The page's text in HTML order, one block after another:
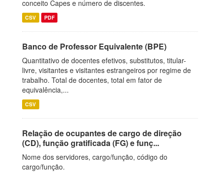
conceito Capes e número de discentes.
CSV PDF
Banco de Professor Equivalente (BPE)
Quantitativo de docentes efetivos, substitutos, titular-
livre, visitantes e visitantes estrangeiros por regime de
trabalho. Total de docentes, total em fator de
equivalência,...
CSV
Relação de ocupantes de cargo de direção
(CD), função gratificada (FG) e funç...
Nome dos servidores, cargo/função, código do
cargo/função.